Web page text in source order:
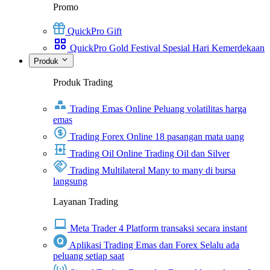
Promo
QuickPro Gift
QuickPro Gold Festival Spesial Hari Kemerdekaan
Produk
Produk Trading
Trading Emas Online Peluang volatilitas harga
emas
Trading Forex Online 18 pasangan mata uang
Trading Oil Online Trading Oil dan Silver
Trading Multilateral Many to many di bursa
langsung
Layanan Trading
Meta Trader 4 Platform transaksi secara instant
Aplikasi Trading Emas dan Forex Selalu ada
peluang setiap saat